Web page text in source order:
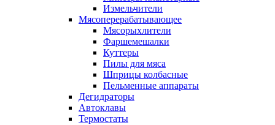
Измельчители
Мясоперерабатывающее
Мясорыхлители
Фаршемешалки
Куттеры
Пилы для мяса
Шприцы колбасные
Пельменные аппараты
Дегидраторы
Автоклавы
Термостаты